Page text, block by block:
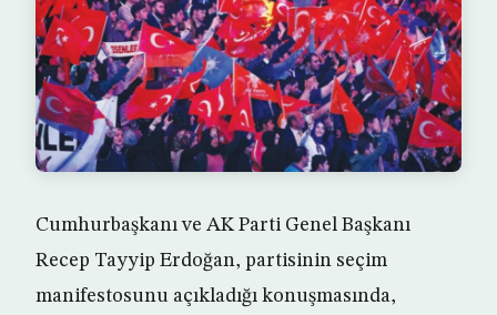
Cumhurbaşkanı ve AK Parti Genel Başkanı
Recep Tayyip Erdoğan, partisinin seçim
manifestosunu açıkladığı konuşmasında,